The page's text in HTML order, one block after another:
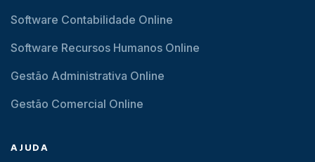
Software Contabilidade Online
Software Recursos Humanos Online
Gestão Administrativa Online
Gestão Comercial Online
AJUDA